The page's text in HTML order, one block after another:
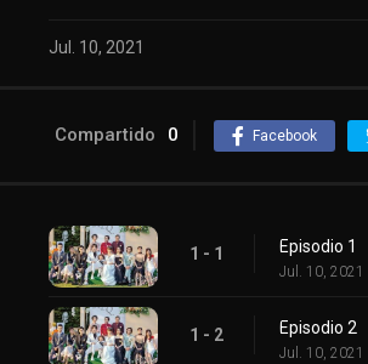
Jul. 10, 2021
Compartido 0 Facebook
1 - 1 Episodio 1
Jul. 10, 2021
1 - 2 Episodio 2
Jul. 10, 2021